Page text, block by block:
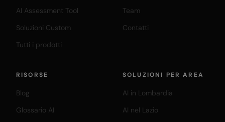
AI Assessment Tool
Soluzioni Custom
Tutti i prodotti
Team
Contatti
RISORSE
Blog
Glossario AI
SOLUZIONI PER AREA
AI in Lombardia
AI nel Lazio